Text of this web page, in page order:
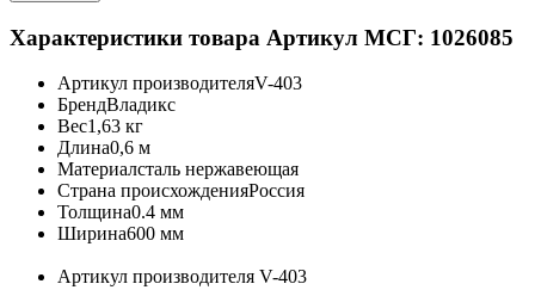
Характеристики товара Артикул МСГ: 1026085
Артикул производителяV-403
БрендВладикс
Вес1,63 кг
Длина0,6 м
Материалсталь нержавеющая
Страна происхожденияРоссия
Толщина0.4 мм
Ширина600 мм
Артикул производителя V-403